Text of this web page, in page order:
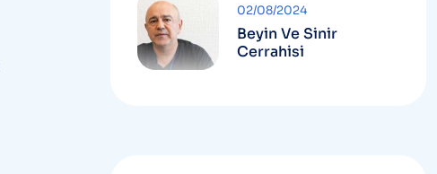
Beyin Ve Sinir
Cerrahisi
02/08/2024